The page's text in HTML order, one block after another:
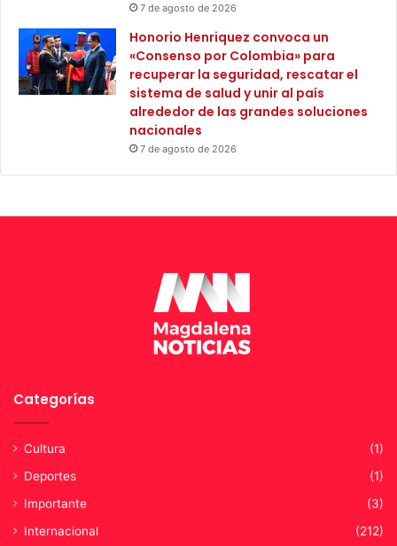
7 de agosto de 2026
Honorio Henriquez convoca un
«Consenso por Colombia» para
recuperar la seguridad, rescatar el
sistema de salud y unir al país
alrededor de las grandes soluciones
nacionales
7 de agosto de 2026
Categorías
Cultura
(1)
Deportes
(1)
Importante
(3)
Internacional
(212)